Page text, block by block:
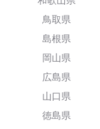
鳥取県
島根県
岡山県
広島県
山口県
徳島県